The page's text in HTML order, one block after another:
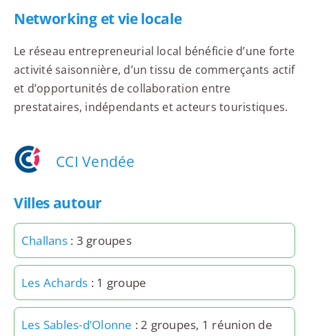
Networking et vie locale
Le réseau entrepreneurial local bénéficie d’une forte
activité saisonnière, d’un tissu de commerçants actif
et d’opportunités de collaboration entre
prestataires, indépendants et acteurs touristiques.
CCI Vendée
Villes autour
Challans: 3 groupes
Les Achards : 1 groupe
Les Sables-d’Olonne : 2 groupes, 1 réunion de